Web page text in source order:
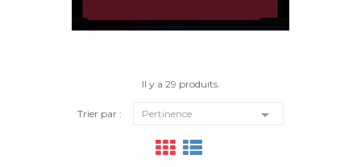
Il y a 29 produits.
Trier par : Pertinence 